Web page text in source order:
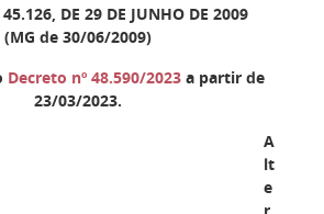
45.126, DE 29 DE JUNHO DE 2009
(MG de 30/06/2009)
Decreto nº 48.590/2023 a partir de
23/03/2023.
A
lt
e